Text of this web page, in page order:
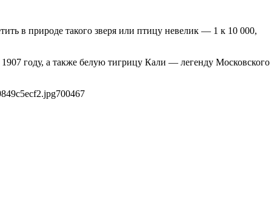
в природе такого зверя или птицу невелик — 1 к 10 000,
году, а также белую тигрицу Кали — легенду Московского
700467